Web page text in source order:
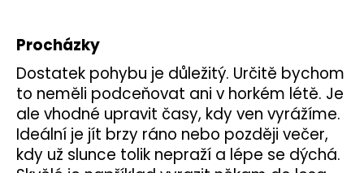
Procházky
Dostatek pohybu je důležitý. Určitě bychom
to neměli podceňovat ani v horkém létě. Je
ale vhodné upravit časy, kdy ven vyrážíme.
Ideální je jít brzy ráno nebo později večer,
kdy už slunce tolik nepraží a lépe se dýchá.
D
o
p
o
r
u
č
u